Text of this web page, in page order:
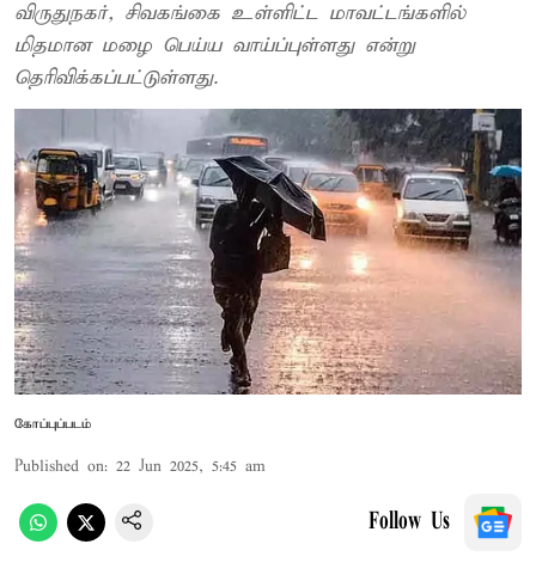
விருதுநகர், சிவகங்கை உள்ளிட்ட மாவட்டங்களில்
மிதமான மழை பெய்ய வாய்ப்புள்ளது என்று
தெரிவிக்கப்பட்டுள்ளது.
கோப்புப்படம்
Published on: 22 Jun 2025, 5:45 am
Follow Us